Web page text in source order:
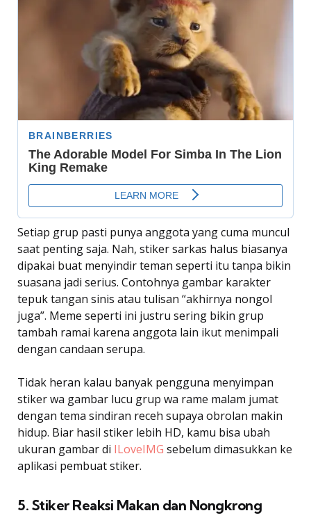
Setiap grup pasti punya anggota yang cuma muncul
saat penting saja. Nah, stiker sarkas halus biasanya
dipakai buat menyindir teman seperti itu tanpa bikin
suasana jadi serius. Contohnya gambar karakter
tepuk tangan sinis atau tulisan “akhirnya nongol
juga”. Meme seperti ini justru sering bikin grup
tambah ramai karena anggota lain ikut menimpali
dengan candaan serupa.
Tidak heran kalau banyak pengguna menyimpan
stiker wa gambar lucu grup wa rame malam jumat
dengan tema sindiran receh supaya obrolan makin
hidup. Biar hasil stiker lebih HD, kamu bisa ubah
ukuran gambar di ILoveIMG sebelum dimasukkan ke
aplikasi pembuat stiker.
5. Stiker Reaksi Makan dan Nongkrong